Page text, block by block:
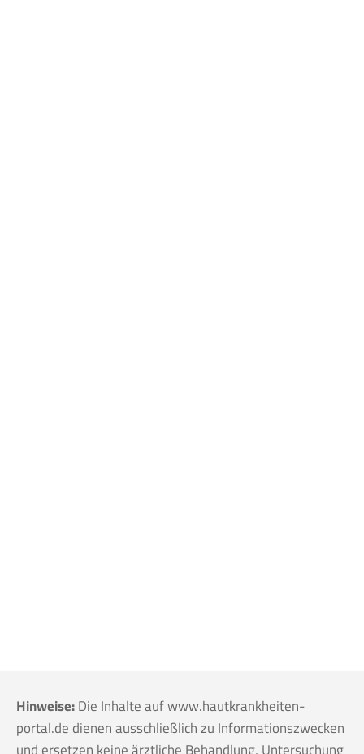
Hinweise:Die Inhalte auf www.hautkrankheiten-
portal.de dienen ausschließlich zu Informationszwecken